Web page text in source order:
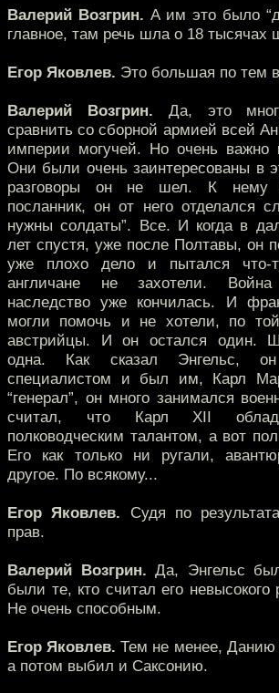
Валерий Возгрин. А им это было
главное, там речь шла о 18 тысячах
Егор Яковлев. Это большая по тем
Валерий Возгрин. Да, это
сравнить со сборной армией всей
империи могучей. Но очень важно
Они были очень заинтересованы в
разговоры он не шел. К нему
посланник, он от него отделался
нужны солдаты”. Все. И когда в
лет спустя, уже после Полтавы, он
уже плохо дело и пытался что-
англичане не захотели.
наследство уже кончилась. И
могли помочь и не хотели, по
австрийцы. И он остался один.
одна. Как сказал Энгельс,
специалистом и был им, Карл
“генерал”, он много занимался
считал, что Карл XII
полководческим талантом, а вот
Его как только ни ругали,
другое. По всякому...
Егор Яковлев. Судя по
прав.
Валерий Возгрин. Да, Энгельс
были те, кто считал его невысокого
Не очень способным.
Егор Яковлев. Тем не менее,
а потом выбил и Саксонию.